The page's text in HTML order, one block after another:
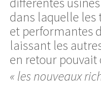
dans laquelle les
et performantes
laissant les
en retour pouvait
« les nouveaux